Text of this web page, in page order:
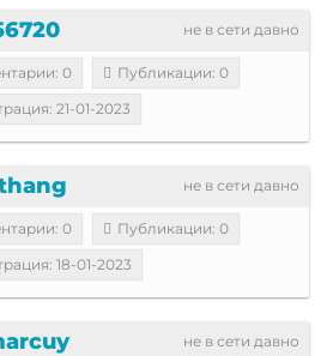
не в сети давно
0
Публикации: 0
21-01-2023
не в сети давно
0
Публикации: 0
18-01-2023
не в сети давно